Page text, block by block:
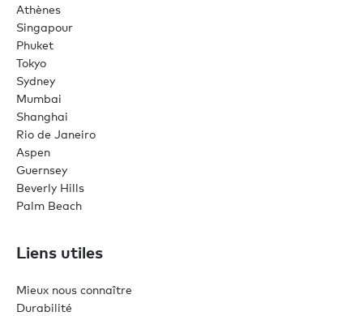
Athènes
Singapour
Phuket
Tokyo
Sydney
Mumbai
Shanghai
Rio de Janeiro
Aspen
Guernsey
Beverly Hills
Palm Beach
Liens utiles
Mieux nous connaître
Durabilité